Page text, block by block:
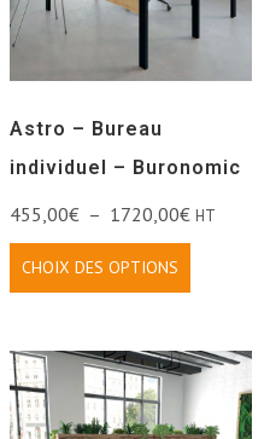
Astro – Bureau
individuel – Buronomic
455,00€ – 1720,00€ HT
CHOIX DES OPTIONS